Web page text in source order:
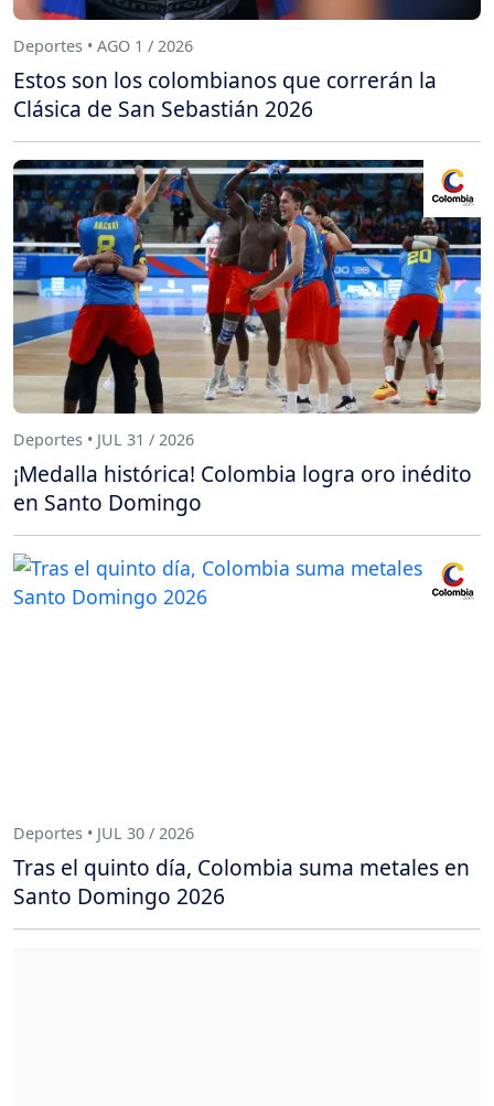
Deportes • AGO 1 / 2026
Estos son los colombianos que correrán la
Clásica de San Sebastián 2026
Deportes • JUL 31 / 2026
¡Medalla histórica! Colombia logra oro inédito
en Santo Domingo
Deportes • JUL 30 / 2026
Tras el quinto día, Colombia suma metales en
Santo Domingo 2026